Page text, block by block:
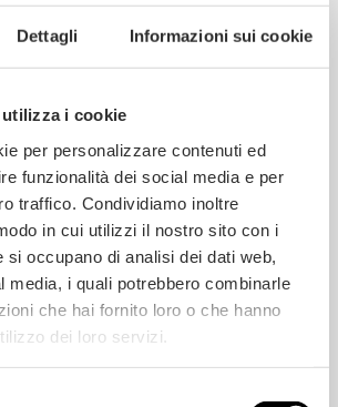
Dettagli Informazioni sui cookie
i cookie
per personalizzare contenuti ed
funzionalità dei social media e per
traffico. Condividiamo inoltre
in cui utilizzi il nostro sito con i
si occupano di analisi dei dati web,
media, i quali potrebbero combinarle
che hai fornito loro o che hanno
dei loro servizi.
Holz: das physische und
von Parkett